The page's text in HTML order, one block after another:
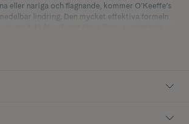
eller nariga och flagnande, kommer O’Keeffe’s
lindring. Den mycket effektiva formeln
äter och dricker.